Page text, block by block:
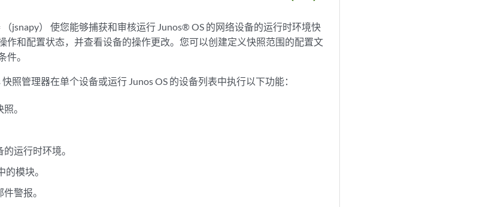
jsnapy） 使您能够捕获和审核运行 Junos® OS 的网络设备的运行时环境快
作和配置状态，并查看设备的操作更改。您可以创建定义快照范围的配置文
件。
照管理器在单个设备或运行 Junos OS 的设备列表中执行以下功能：
。
运行时环境。
模块。
警报。